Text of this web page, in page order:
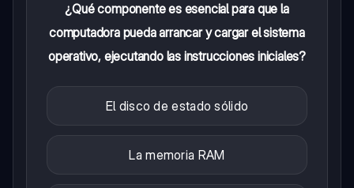
¿Qué componente es esencial para que la
computadora pueda arrancar y cargar el sistema
operativo, ejecutando las instrucciones iniciales?
El disco de estado sólido
La memoria RAM